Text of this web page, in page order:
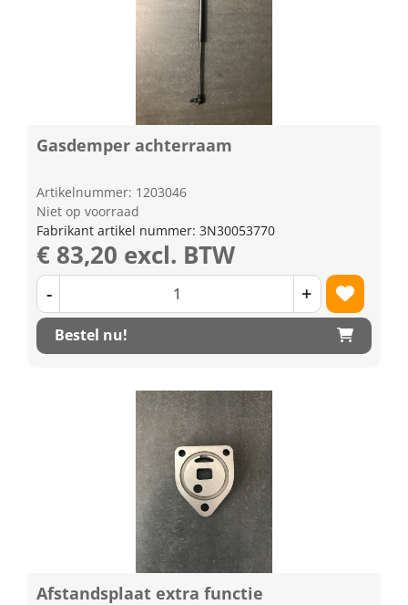
Gasdemper achterraam
Artikelnummer: 1203046
Niet op voorraad
Fabrikant artikel nummer: 3N30053770
€ 83,20 excl. BTW
- +
Bestel nu!
Afstandsplaat extra functie